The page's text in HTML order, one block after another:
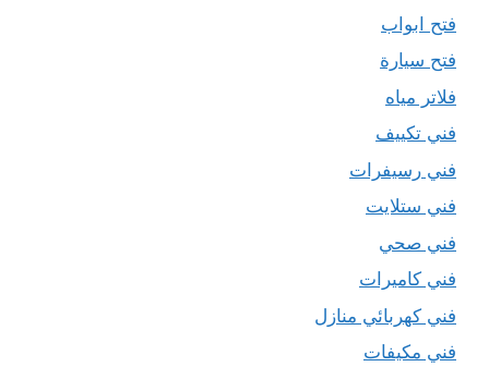
فتح ابواب
فتح سيارة
فلاتر مياه
فني تكييف
فني رسيفرات
فني ستلايت
فني صحي
فني كاميرات
فني كهربائي منازل
فني مكيفات